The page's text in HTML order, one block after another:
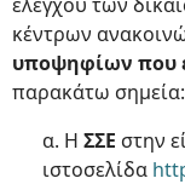
κέντρων
υποψηφίων που
παρακάτω σημεία:
α. Η ΣΣΕ στην
ιστοσελίδα